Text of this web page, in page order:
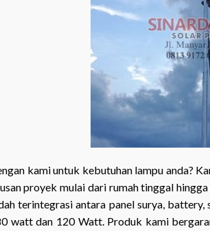
kami untuk kebutuhan lampu anda?
proyek mulai dari rumah tinggal
terintegrasi antara panel surya,
watt dan 120 Watt. Produk kami